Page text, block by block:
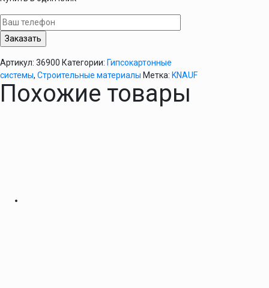
KNAUF
CD
60/3,0м
)Артикул: 36900 Категории: Гипсокартонные
системы, Строительные материалы Метка: KNAUF
Похожие товары